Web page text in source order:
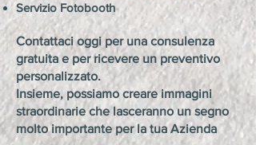
Servizio Fotobooth
Contattaci oggi per una consulenza
gratuita e per ricevere un preventivo
personalizzato.
Insieme, possiamo creare immagini
straordinarie che lasceranno un segno
molto importante per la tua Azienda